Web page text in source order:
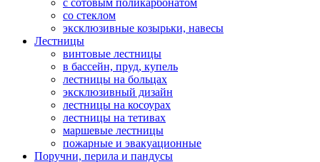
со стеклом
эксклюзивные козырьки, навесы
Лестницы
винтовые лестницы
в бассейн, пруд, купель
лестницы на больцах
эксклюзивный дизайн
лестницы на косоурах
лестницы на тетивах
маршевые лестницы
пожарные и эвакуационные
Поручни, перила и пандусы